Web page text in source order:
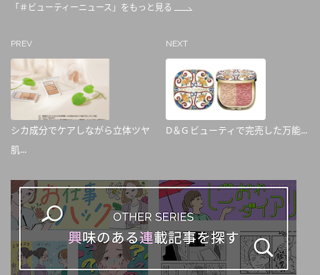
「＃ビューティーニュース」をもっと見る
PREV
シカ成分でケアしながら立体ツヤ
肌...
NEXT
D＆G ビューティで完売した万能...